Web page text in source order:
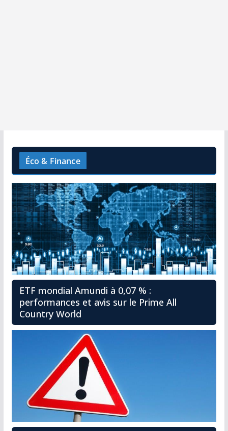
Éco & Finance
ETF mondial Amundi à 0,07 % :
performances et avis sur le Prime All
Country World